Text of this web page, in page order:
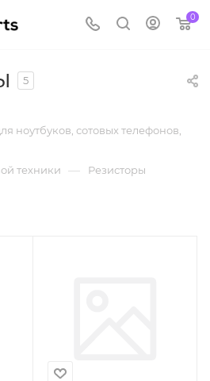
0
5
ноутбуков, сотовых телефонов,
техники — Резисторы